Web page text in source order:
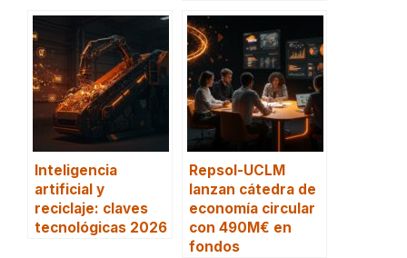
Inteligencia
artificial y
reciclaje: claves
tecnológicas 2026
Repsol-UCLM
lanzan cátedra de
economía circular
con 490M€ en
fondos